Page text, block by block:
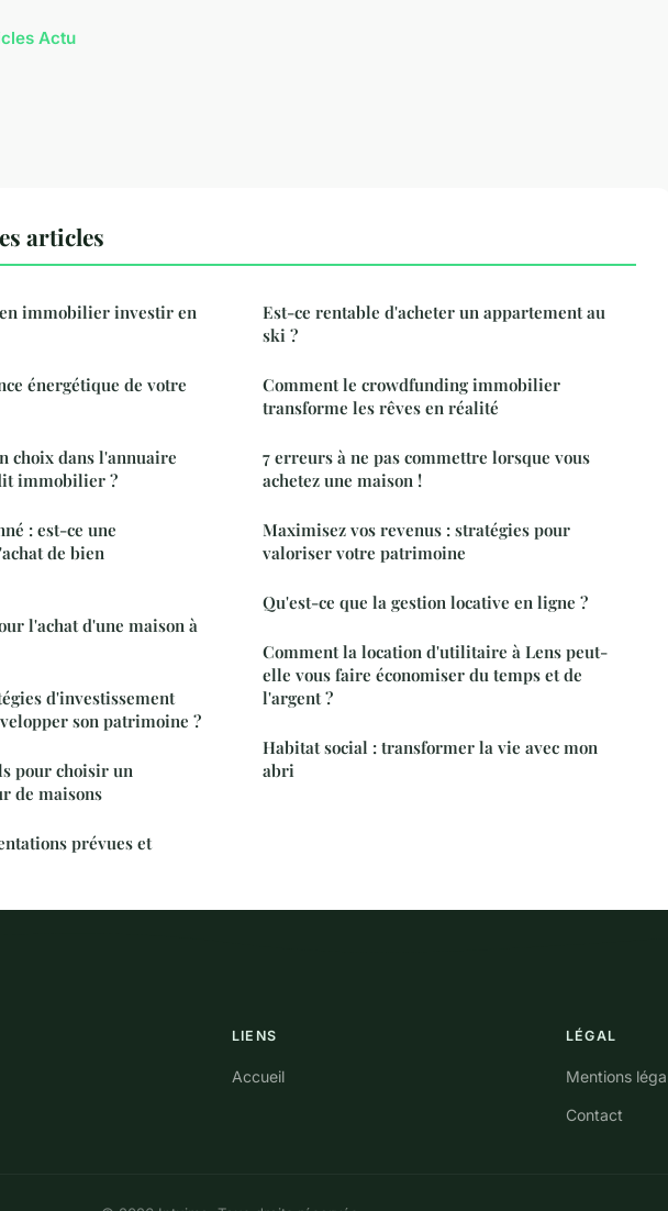
Actu
articles
immobilier investir en
énergétique de votre
choix dans l'annuaire
immobilier ?
: est-ce une
de bien
l'achat d'une maison à
d'investissement
son patrimoine ?
pour choisir un
de maisons
prévues et
Est-ce rentable d'acheter un appartement au
ski ?
Comment le crowdfunding immobilier
transforme les rêves en réalité
7 erreurs à ne pas commettre lorsque vous
achetez une maison !
Maximisez vos revenus : stratégies pour
valoriser votre patrimoine
Qu'est-ce que la gestion locative en ligne ?
Comment la location d'utilitaire à Lens peut-
elle vous faire économiser du temps et de
l'argent ?
Habitat social : transformer la vie avec mon
abri
LIENS
Accueil
LÉGAL
Mentions
Contact